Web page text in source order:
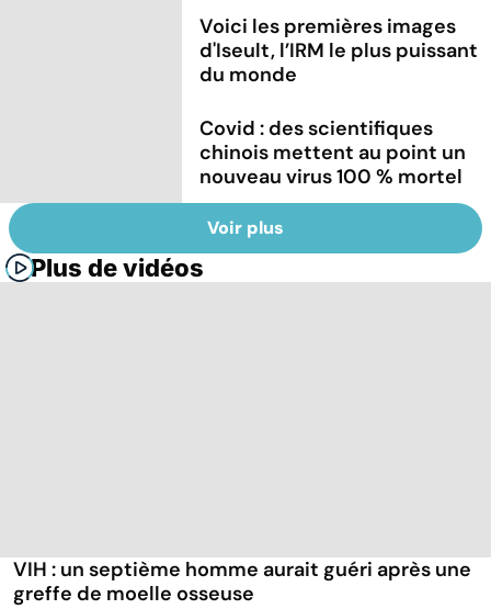
Voici les premières images
d'Iseult, l’IRM le plus puissant
du monde
Covid : des scientifiques
chinois mettent au point un
nouveau virus 100 % mortel
Voir plus
Plus de vidéos
VIH : un septième homme aurait guéri après une
greffe de moelle osseuse